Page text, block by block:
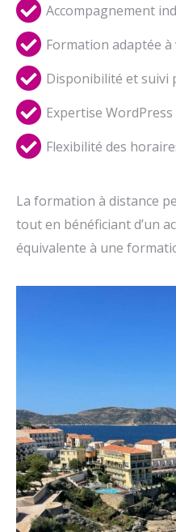
Accompagnement
Formation adaptée
Disponibilité et suivi
Expertise
Flexibilité des
La formation à distance
tout en bénéficiant d’un
équivalente à une